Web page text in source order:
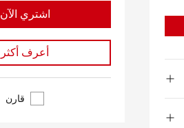
اشتري الآن
أعرف أكثر
قارن